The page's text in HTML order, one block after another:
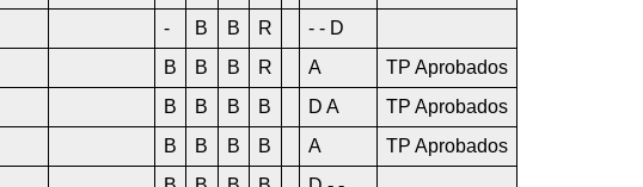
- B B R
- - D
B B B R A
TP Aprobados
B B B B D A
TP Aprobados
B B B B A
TP Aprobados